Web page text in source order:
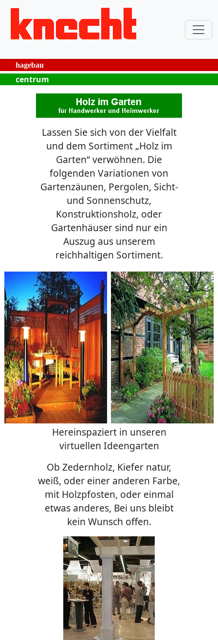
hagebau
centrum
Lassen Sie sich von der Vielfalt
und dem Sortiment „Holz im
Garten“ verwöhnen. Die
folgenden Variationen von
Gartenzäunen, Pergolen, Sicht-
und Sonnenschutz,
Konstruktionsholz, oder
Gartenhäuser sind nur ein
Auszug aus unserem
reichhaltigen Sortiment.
Hereinspaziert in unseren
virtuellen Ideengarten
Ob Zedernholz, Kiefer natur,
weiß, oder einer anderen Farbe,
mit Holzpfosten, oder einmal
etwas anderes, Bei uns bleibt
kein Wunsch offen.